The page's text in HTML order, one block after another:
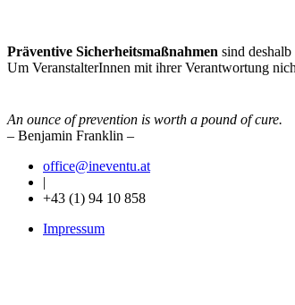
Präventive Sicherheitsmaßnahmen sind
Um VeranstalterInnen mit ihrer Verantwortung
An ounce of prevention is worth a pound of cure.
– Benjamin Franklin –
office@ineventu.at
|
+43 (1) 94 10 858
Impressum